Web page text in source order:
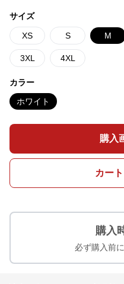
サイズ
XS S M
3XL 4XL
カラー
ホワイト
購入
カー
購入
必ず購入前